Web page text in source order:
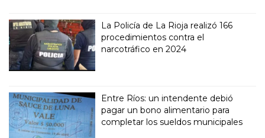
La Policía de La Rioja realizó 166
procedimientos contra el
narcotráfico en 2024
Entre Ríos: un intendente debió
pagar un bono alimentario para
completar los sueldos municipales